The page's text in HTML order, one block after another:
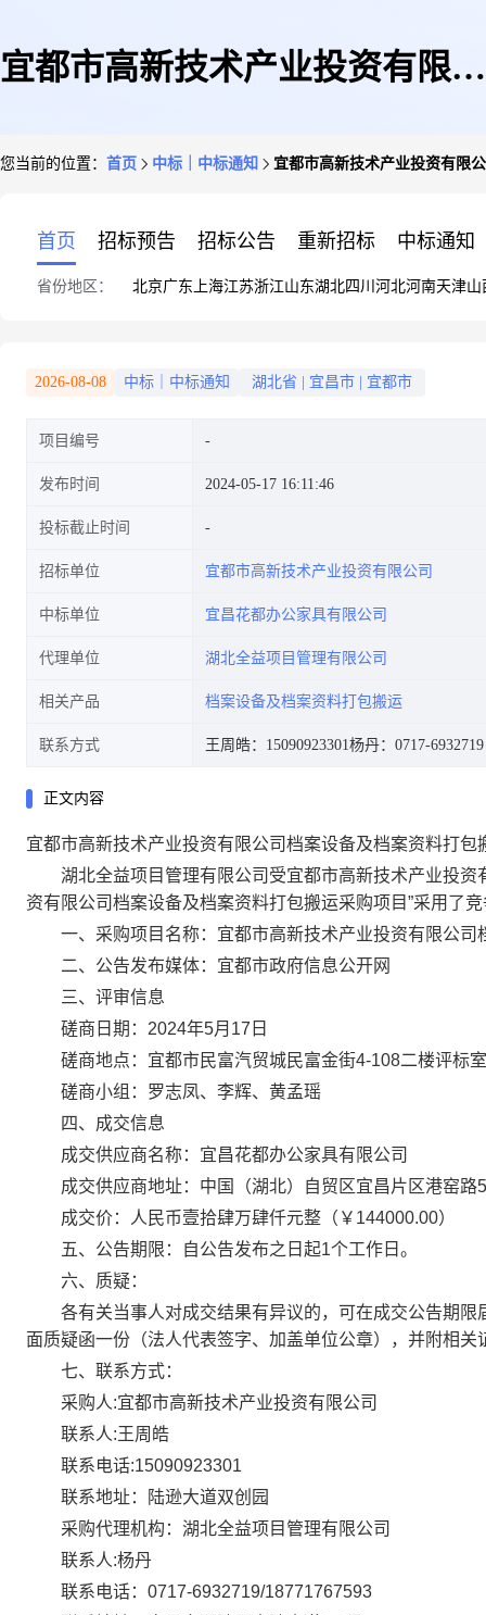
宜都市高新技术产业投资有限公
您当前的位置： 首页 中标｜中标通知 宜都市高新技术产业投资有限
首页 招标预告 招标公告 重新招标 中标通知
省份地区： 北京广东 上海江苏浙江山东湖北四川 河北河南天津山
2026-08-08 中标｜中标通知 湖北省 宜昌市 宜都市
项目编号
发布时间 2024-05-17 16:11:46
投标截止时间
招标单位 宜都市高新技术产业投资有限公司
中标单位 宜昌花都办公家具有限公司
代理单位 湖北全益项目管理有限公司
相关产品 档案设备及档案资料打包搬运
联系方式 王周皓：15090923301杨丹：0717-6932719
正文内容
宜都市高新技术产业投资有限公司档案设备及档案资料打包
湖北全益项目管理有限公司受宜都市高新技术产业投资
资有限公司档案设备及档案资料打包搬运采购项目”采用了
一、采购项目名称：宜都市高新技术产业投资有限公司
二、公告发布媒体：宜都市政府信息公开网
三、评审信息
磋商日期：2024年5月17日
磋商地点：宜都市民富汽贸城民富金街4-108二楼评标室
磋商小组：罗志凤、李辉、黄孟瑶
四、成交信息
成交供应商名称：宜昌花都办公家具有限公司
成交供应商地址：中国（湖北）自贸区宜昌片区港窑路
成交价：人民币壹拾肆万肆仟元整（￥144000.00）
五、公告期限：自公告发布之日起1个工作日。
六、质疑：
各有关当事人对成交结果有异议的，可在成交公告期限
面质疑函一份（法人代表签字、加盖单位公章），并附相关
七、联系方式：
采购人:宜都市高新技术产业投资有限公司
联系人:王周皓
联系电话:15090923301
联系地址：陆逊大道双创园
采购代理机构：湖北全益项目管理有限公司
联系人:杨丹
联系电话：0717-6932719/18771767593